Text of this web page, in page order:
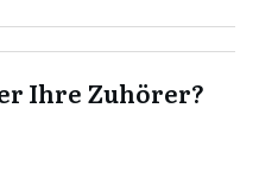
Ihre Zuhörer?